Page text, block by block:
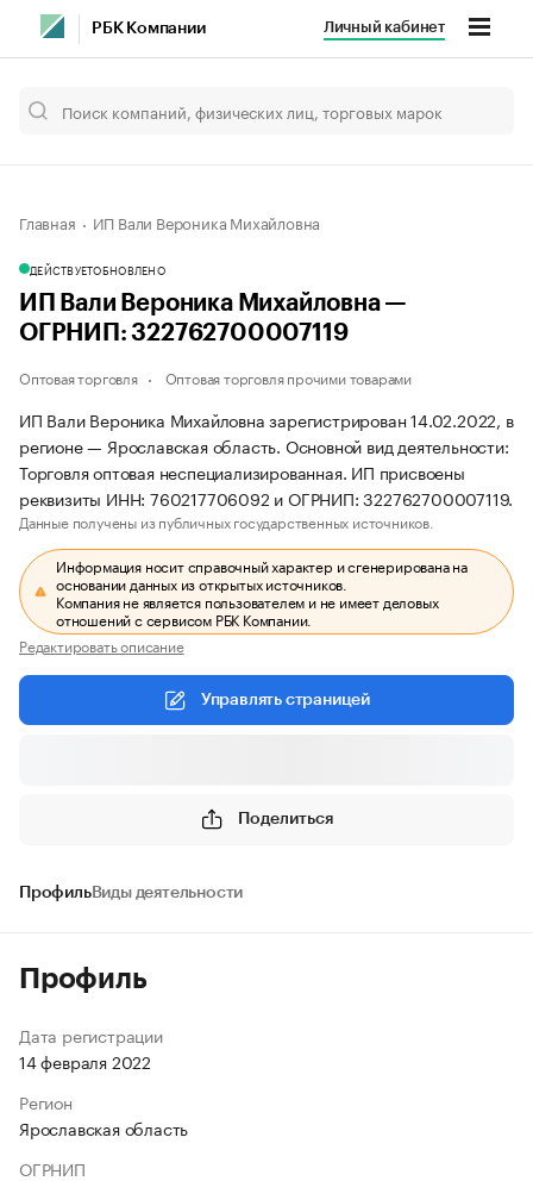
РБК Компании Личный кабинет
Главная ИП Вали Вероника Михайловна
ДЕЙСТВУЕТОБНОВЛЕНО
ИП Вали Вероника Михайловна —
ОГРНИП: 322762700007119
Оптовая торговля Оптовая торговля прочими товарами
ИП Вали Вероника Михайловна зарегистрирован 14.02.2022, в
регионе — Ярославская область. Основной вид деятельности:
Торговля оптовая неспециализированная. ИП присвоены
реквизиты ИНН: 760217706092 и ОГРНИП: 322762700007119.
Данные получены из публичных государственных источников.
Информация носит справочный характер и сгенерирована на
основании данных из открытых источников.
Компания не является пользователем и не имеет деловых
отношений с сервисом РБК Компании.
Редактировать описание
Управлять страницей
Поделиться
ПрофильВиды деятельности
Профиль
Дата регистрации
14 февраля 2022
Регион
Ярославская область
ОГРНИП